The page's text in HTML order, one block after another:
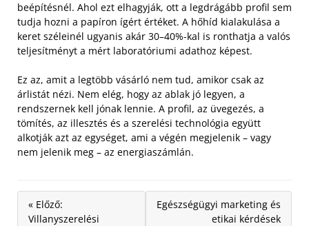
beépítésnél. Ahol ezt elhagyják, ott a legdrágább profil sem
tudja hozni a papíron ígért értéket. A hőhíd kialakulása a
keret széleinél ugyanis akár 30–40%-kal is ronthatja a valós
teljesítményt a mért laboratóriumi adathoz képest.
Ez az, amit a legtöbb vásárló nem tud, amikor csak az
árlistát nézi. Nem elég, hogy az ablak jó legyen, a
rendszernek kell jónak lennie. A profil, az üvegezés, a
tömítés, az illesztés és a szerelési technológia együtt
alkotják azt az egységet, ami a végén megjelenik – vagy
nem jelenik meg – az energiaszámlán.
« Előző:
Villanyszerelési
Egészségügyi marketing és
etikai kérdések